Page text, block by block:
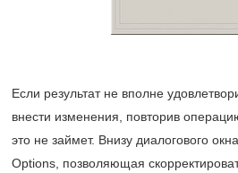
Если результат не вполне
внести изменения, повторив
это не займет. Внизу диалогового
Options, позволяющая